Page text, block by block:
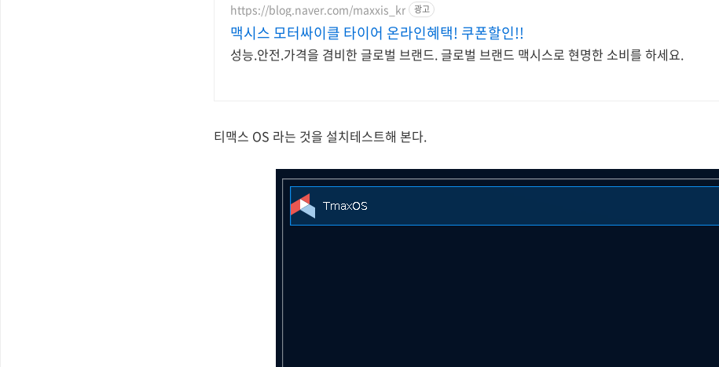
https://blog.naver.com/maxxis_kr 광고
맥시스 모터싸이클 타이어 온라인혜택! 쿠폰할인!!
성능.안전.가격을 겸비한 글로벌 브랜드. 글로벌 브랜드 맥시스로 현명한 소비를 하세요.
티맥스 OS 라는 것을 설치테스트해 본다.